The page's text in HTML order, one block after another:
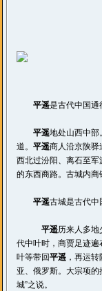
平遥是古代中国通
平遥地处山西中部
道。 平遥商人沿京陕驿
西北过汾阳、离石至
的东西商路。古城内
平遥古城是古代中
平遥历来人多
代中叶时，商贾足迹
叶等带回平遥 ，再运
亚、俄罗斯。大宗项
城”之说。